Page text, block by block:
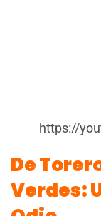
https://
De
Verdes: